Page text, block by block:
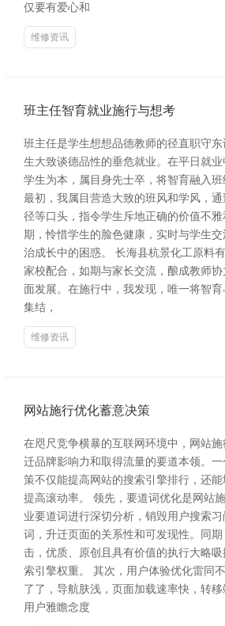
仅要有爱心和
维修资讯
班主任智育就业施行与想考
班主任是学生想想品德教师的径直职守
生大致谈德品性的垂危就业。在平日就
学生为本，属目身先士卒，将智育融入班
最初，我属目营造大致的班风和学风，
径等口头，指令学生斥地正确的价值不
期，怜惜学生的脸色健康，实时与学生
治成长中的困惑。 长海县杭景化工原料
家校配合，如期与家长交流，酿成教师
面发展。在施行中，我发现，唯一将智
集结，
维修资讯
网站施行优化蓄意决策
在咫尺竞争横暴的互联网环境中，网站
迁品牌影响力和取得流量的要道本领。
策不仅能提高网站的搜索引擎排行，还
提高滚动率。 领先，要道词优化是网站
业要道词进行深切分析，销毁用户搜索
词，升迁页面的关系性和可发现性。同
击，优质、原创且具有价值的执行大略
索引擎权重。 其次，用户体验优化雷同
了了，导航肤浅，页面加载速率快，转
用户雅瞻念度